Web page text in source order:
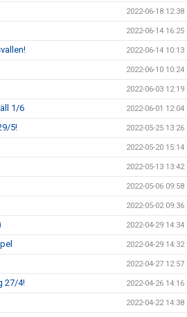
2022-06-18 12:38
2022-06-14 16:25
2022-06-14 10:13
2022-06-10 10:24
2022-06-03 12:19
1/6 2022-06-01 12:04
5! 2022-05-25 13:26
2022-05-20 15:14
2022-05-13 13:42
2022-05-06 09:58
2022-05-02 09:36
2022-04-29 14:34
2022-04-29 14:32
2022-04-27 12:57
27/4! 2022-04-26 14:16
2022-04-22 14:38